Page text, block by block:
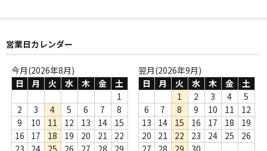
Webのみ no.3
Webのみ no.4
売り切れ
営業日カレンダー
今月(2026年8月)
日
月 火 水 木 金
土
1
2
3 4 5 6 7
8
9
10 11 12 13 14
15
16
17 18 19 20 21
22
翌月(2026年9月)
日
月 火 水 木 金
土
1
2 3 4
5
6
7 8 9 10 11
12
13
14 15 16 17 18
19
20
21 22 23 24 25
26